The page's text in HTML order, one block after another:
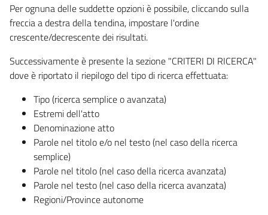
Per ognuna delle suddette opzioni è possibile, cliccando sulla
freccia a destra della tendina, impostare l'ordine
crescente/decrescente dei risultati.
Successivamente è presente la sezione "CRITERI DI RICERCA"
dove è riportato il riepilogo del tipo di ricerca effettuata:
Tipo (ricerca semplice o avanzata)
Estremi dell'atto
Denominazione atto
Parole nel titolo e/o nel testo (nel caso della ricerca
semplice)
Parole nel titolo (nel caso della ricerca avanzata)
Parole nel testo (nel caso della ricerca avanzata)
Regioni/Province autonome